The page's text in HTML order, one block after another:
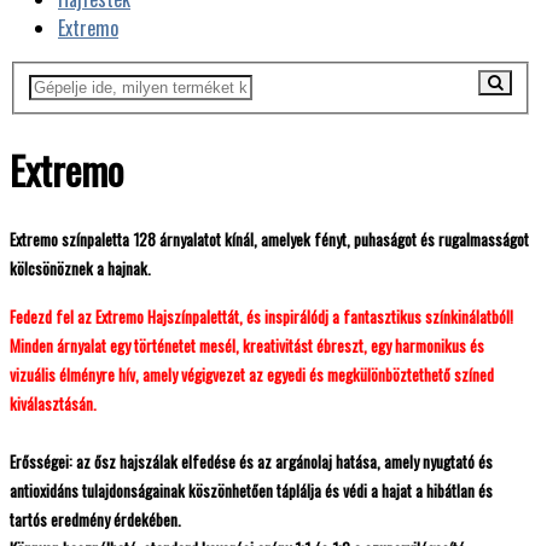
Extremo
Extremo
Extremo színpaletta 128 árnyalatot kínál, amelyek fényt, puhaságot és rugalmasságot
kölcsönöznek a hajnak.
Fedezd fel az Extremo Hajszínpalettát, és inspirálódj a fantasztikus színkinálatból!
Minden árnyalat egy történetet mesél, kreativitást ébreszt, egy harmonikus és
vizuális élményre hív, amely végigvezet az egyedi és megkülönböztethető színed
kiválasztásán.
Erősségei: az ősz hajszálak elfedése és az argánolaj hatása, amely nyugtató és
antioxidáns tulajdonságainak köszönhetően táplálja és védi a hajat a hibátlan és
tartós eredmény érdekében.